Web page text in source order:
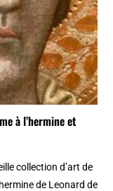
à l’hermine et
collection d’art de
de Leonard de